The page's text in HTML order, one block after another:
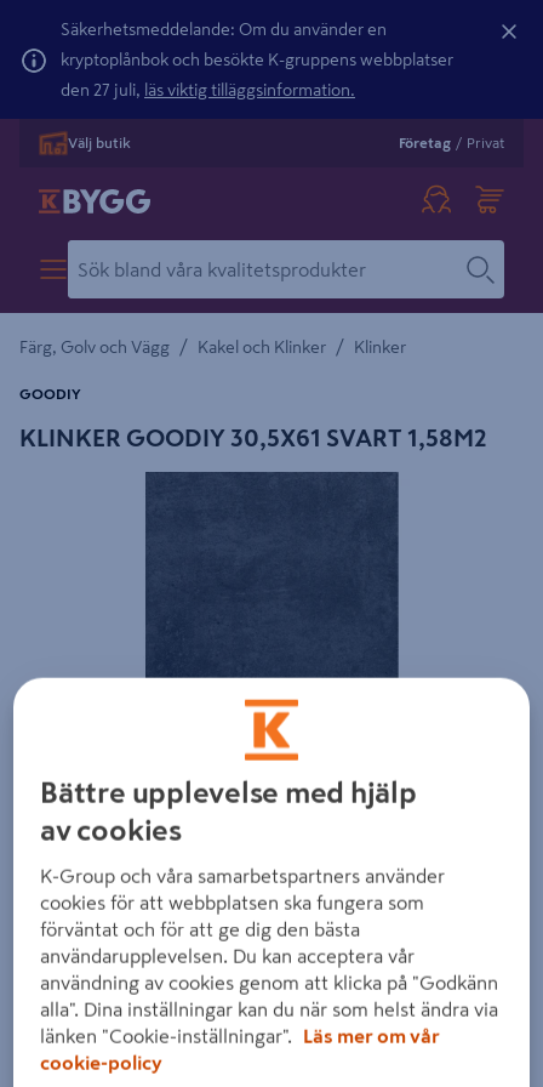
Säkerhetsmeddelande: Om du använder en
kryptoplånbok och besökte K-gruppens webbplatser
den 27 juli, läs viktig tilläggsinformation.
Välj butik Företag / Privat
Färg, Golv och Vägg / Kakel och Klinker / Klinker
KLINKER GOODIY 30,5X61 SVART 1,58M2
GOODIY
Bättre upplevelse med hjälp
av cookies
K-Group och våra samarbetspartners använder
cookies för att webbplatsen ska fungera som
förväntat och för att ge dig den bästa
användarupplevelsen. Du kan acceptera vår
användning av cookies genom att klicka på "Godkänn
alla". Dina inställningar kan du när som helst ändra via
länken "Cookie-inställningar".
Läs mer om vår
cookie-policy